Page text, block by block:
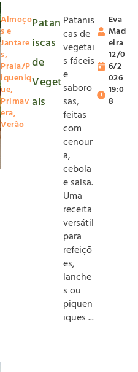
Almoço
s e
Jantare
s,
Praia/P
iqueniq
ue,
Primav
era,
Verão
Patan
iscas
de
Veget
ais
Patanis
cas de
vegetai
s fáceis
e
saboro
sas,
feitas
com
cenour
a,
cebola
e salsa.
Uma
receita
versátil
para
refeiçõ
es,
lanche
s ou
piquen
iques ...
Eva
Mad
eira
12/0
6/2
026
19:0
8